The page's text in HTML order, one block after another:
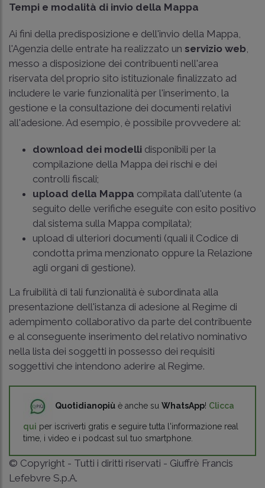
Tempi e modalità di invio della Mappa
Ai fini della predisposizione e dell'invio della Mappa,
l'Agenzia delle entrate ha realizzato un servizio web
messo a disposizione dei contribuenti nell'area
riservata del proprio sito istituzionale finalizzato ad
includere le varie funzionalità per l'inserimento, la
gestione e la consultazione dei documenti relativi
all'adesione. Ad esempio, è possibile provvedere al:
download dei modelli disponibili per la
compilazione della Mappa dei rischi e dei
controlli fiscali;
upload della Mappa compilata dall'utente (a
seguito delle verifiche eseguite con esito positivo
dal sistema sulla Mappa compilata);
upload di ulteriori documenti (quali il Codice di
condotta prima menzionato oppure la Relazione
agli organi di gestione).
La fruibilità di tali funzionalità è subordinata alla
presentazione dell'istanza di adesione al Regime di
adempimento collaborativo da parte del contribuente
e al conseguente inserimento del relativo nominativo
nella lista dei soggetti in possesso dei requisiti
soggettivi che intendono aderire al Regime.
Quotidianopiù è anche su WhatsApp! Clicca
qui per iscriverti gratis e seguire tutta l'informazione real
time, i video e i podcast sul tuo smartphone.
© Copyright - Tutti i diritti riservati - Giuffrè Francis
Lefebvre S.p.A.